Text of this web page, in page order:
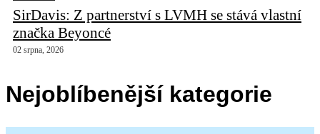
SirDavis: Z partnerství s LVMH se stává vlastní
značka Beyoncé
02 srpna, 2026
Nejoblíbenější kategorie